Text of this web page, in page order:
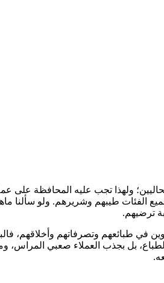
ولهذا تجب عليه المحافظة
الفئات طيبهم وشريرهم. ولو
ترضيهم.
في طبائعهم وتصرفاتهم وأخلاقهم،
بل بجذب العملاء صعبي المراس،